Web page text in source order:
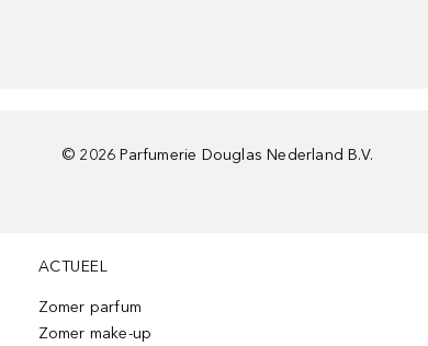
© 2026 Parfumerie Douglas Nederland B.V.
ACTUEEL
Zomer parfum
Zomer make-up